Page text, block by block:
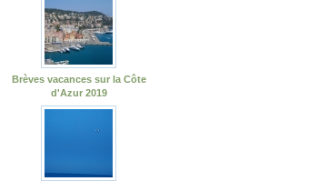
Brèves vacances sur la Côte
d'Azur 2019